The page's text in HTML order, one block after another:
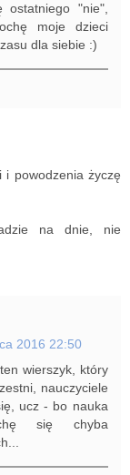
ostatniego "nie",
moje dzieci
dla siebie :)
i powodzenia życzę
na dnie, nie
2016 22:50
wierszyk, który
nauczyciele
ucz - bo nauka
się chyba